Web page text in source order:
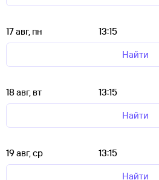
17 авг, пн 13:15
Найти
18 авг, вт 13:15
Найти
19 авг, ср 13:15
Найти